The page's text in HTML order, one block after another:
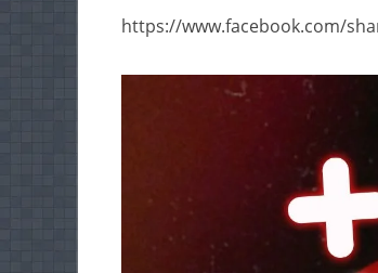
https://www.facebook.com/